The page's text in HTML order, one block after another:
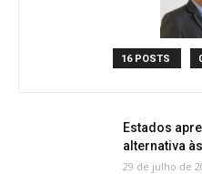
16 POSTS
Estados
alternativa
29 de julho de